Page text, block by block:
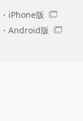
iPhone版
Android版